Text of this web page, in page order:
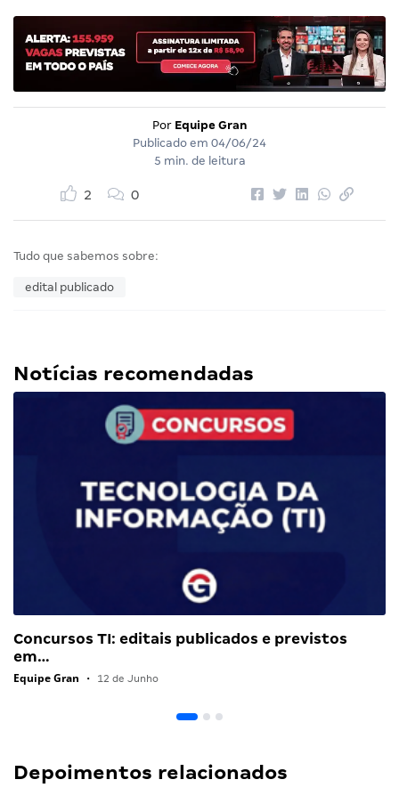
Por Equipe Gran
Publicado em 04/06/24
5 min. de leitura
2 0
Tudo que sabemos sobre:
edital publicado
Notícias recomendadas
Concursos TI: editais publicados e previstos
em…
Equipe Gran • 12 de Junho
Depoimentos relacionados